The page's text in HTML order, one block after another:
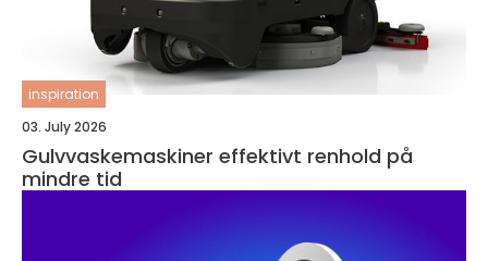
inspiration
03. July 2026
Gulvvaskemaskiner effektivt renhold på
mindre tid